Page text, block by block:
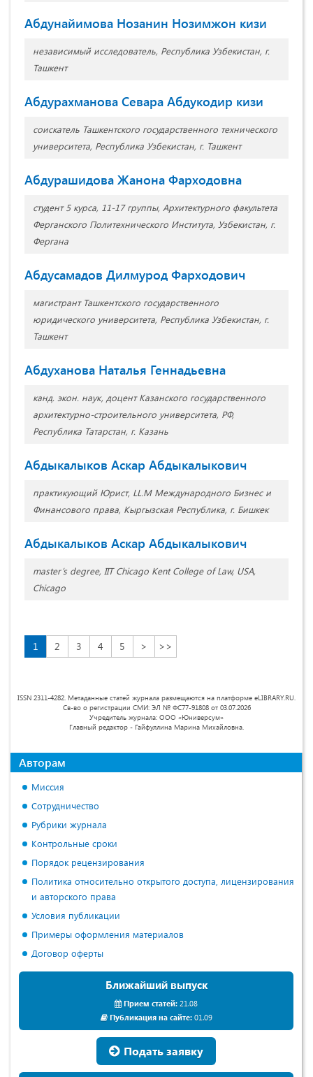
Абдунайимова Нозанин Нозимжон кизи
независимый исследователь, Республика Узбекистан, г.
Ташкент
Абдурахманова Севара Абдукодир кизи
соискатель Ташкентского государственного технического
университета, Республика Узбекистан, г. Ташкент
Абдурашидова Жанона Фарходовна
студент 5 курса, 11-17 группы, Архитектурного факультета
Ферганского Политехнического Института, Узбекистан, г.
Фергана
Абдусамадов Дилмурод Фарходович
магистрант Ташкентского государственного
юридического университета, Республика Узбекистан, г.
Ташкент
Абдуханова Наталья Геннадьевна
канд. экон. наук, доцент Казанского государственного
архитектурно-строительного университета, РФ,
Республика Татарстан, г. Казань
Абдыкалыков Аскар Абдыкалыкович
практикующий Юрист, LL.M Международного Бизнес и
Финансового права, Кыргызская Республика, г. Бишкек
Абдыкалыков Аскар Абдыкалыкович
master’s degree, IIT Chicago Kent College of Law, USA,
Chicago
1 2 3 4 5 > >>
ISSN 2311-4282. Метаданные статей журнала размещаются на платформе eLIBRARY.RU.
Св-во о регистрации СМИ: ЭЛ № ФС77-91808 от 03.07.2026
Учредитель журнала: ООО «Юниверсум»
Главный редактор - Гайфуллина Марина Михайловна.
Авторам
Миссия
Сотрудничество
Рубрики журнала
Контрольные сроки
Порядок рецензирования
Политика относительно открытого доступа, лицензирования
и авторского права
Условия публикации
Примеры оформления материалов
Договор оферты
Ближайший выпуск
Прием статей: 21.08
Публикация на сайте:01.09
Подать заявку